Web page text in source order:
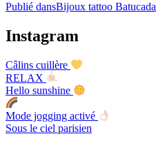
Publié dansBijoux tattoo Batucada
Instagram
Câlins cuillère
RELAX
Hello sunshine
Mode jogging activé
Sous le ciel parisien